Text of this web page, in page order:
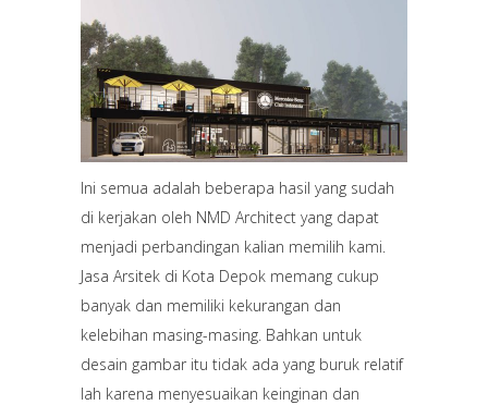
Ini semua adalah beberapa hasil yang sudah
di kerjakan oleh NMD Architect yang dapat
menjadi perbandingan kalian memilih kami.
Jasa Arsitek di Kota Depok memang cukup
banyak dan memiliki kekurangan dan
kelebihan masing-masing. Bahkan untuk
desain gambar itu tidak ada yang buruk relatif
lah karena menyesuaikan keinginan dan